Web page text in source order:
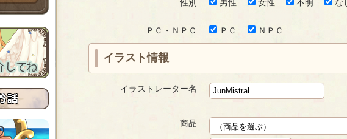
性別 男性 女性 不明 な
ＰＣ・ＮＰＣ ＰＣ ＮＰＣ
イラスト情報
イラストレーター名
商品